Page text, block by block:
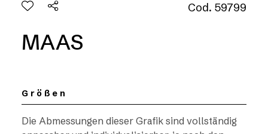
Cod. 59799
MAAS
Größen
Die Abmessungen dieser Grafik sind vollständig